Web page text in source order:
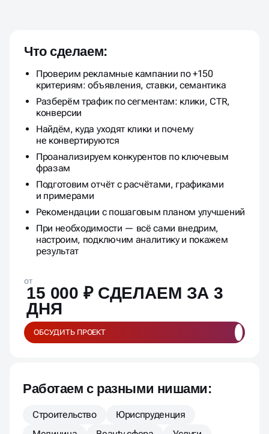
Что сделаем:
Проверим рекламные кампании по +150
критериям: объявления, ставки, семантика
Разберём трафик по сегментам: клики, CTR,
конверсии
Найдём, куда уходят клики и почему
не конвертируются
Проанализируем конкурентов по ключевым
фразам
Подготовим отчёт с расчётами, графиками
и примерами
Рекомендации с пошаговым планом улучшений
При необходимости — всё сами внедрим,
настроим, подключим аналитику и покажем
результат
от
15 000 ₽ СДЕЛАЕМ ЗА 3
ДНЯ
ОБСУДИТЬ ПРОЕКТ
Работаем с разными нишами:
Строительство
Юриспруденция